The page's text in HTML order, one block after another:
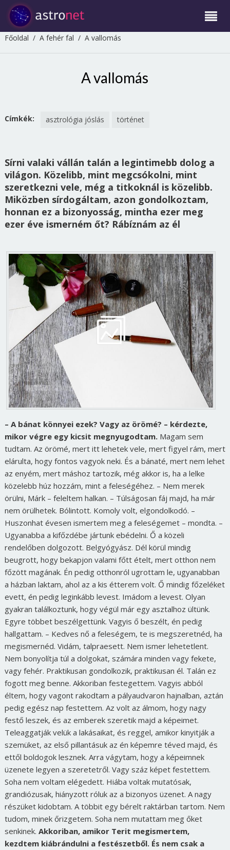
Főoldal / A fehér fal / A vallomás
A vallomás
Címkék: asztrológia jóslás történet
Sírni valaki vállán talán a legintimebb dolog a
világon. Közelibb, mint megcsókolni, mint
szeretkezni vele, még a titkoknál is közelibb.
Miközben sírdogáltam, azon gondolkoztam,
honnan ez a bizonyosság, mintha ezer meg
ezer éve ismerném őt? Rábíznám az él
– A bánat könnyei ezek? Vagy az örömé? – kérdezte,
mikor végre egy kicsit megnyugodtam. Magam sem
tudtam. Az örömé, mert itt lehetek vele, mert figyel rám, mert
elárulta, hogy fontos vagyok neki. És a bánaté, mert nem lehet
az enyém, mert máshoz tartozik, még akkor is, ha a lelke
közelebb húz hozzám, mint a feleségéhez. – Nem merek
örülni, Márk – feleltem halkan. – Túlságosan fáj majd, ha már
nem örülhetek. Bólintott. Komoly volt, elgondolkodó. –
Huszonhat évesen ismertem meg a feleségemet – mondta. –
Ugyanabba a kifőzdébe jártunk ebédelni. Ő a közeli
rendelőben dolgozott. Belgyógyász. Dél körül mindig
beugrott, hogy bekapjon valami főtt ételt, mert otthon nem
főzött magának. Én pedig otthonról ugrottam le, ugyanabban
a házban laktam, ahol az a kis étterem volt. Ő mindig főzeléket
evett, én pedig leginkább levest. Imádom a levest. Olyan
gyakran találkoztunk, hogy végül már egy asztalhoz ültünk.
Egyre többet beszélgettünk. Vagyis ő beszélt, én pedig
hallgattam. – Kedves nő a feleségem, te is megszeretnéd, ha
megismernéd. Vidám, talpraesett. Nem ismer lehetetlent.
Nem bonyolítja túl a dolgokat, számára minden vagy fekete,
vagy fehér. Praktikusan gondolkozik, praktikusan él. Talán ez
fogott meg benne. Akkoriban festegettem. Vagyis abból
éltem, hogy vagont rakodtam a pályaudvaron hajnalban, aztán
pedig egész nap festettem. Az volt az álmom, hogy nagy
festő leszek, és az emberek szeretik majd a képeimet.
Teleaggatják velük a lakásaikat, és reggel, amikor kinyitják a
szemüket, az első pillantásuk az én képemre téved majd, és
ettől boldogok lesznek. Arra vágytam, hogy a képeimnek
üzenete legyen a szeretetről. Vagy száz képet festettem.
Soha nem voltam elégedett. Hiába voltak mutatósak,
grandiózusak, hiányzott róluk az a bizonyos üzenet. A nagy
részüket kidobtam. A többit egy bérelt raktárban tartom. Nem
tudom, minek őrizgetem. Soha nem mutattam meg őket
senkinek. Akkoriban, amikor Terit megismertem,
kezdtem kiábrándulni a festészetből. És nem csak a